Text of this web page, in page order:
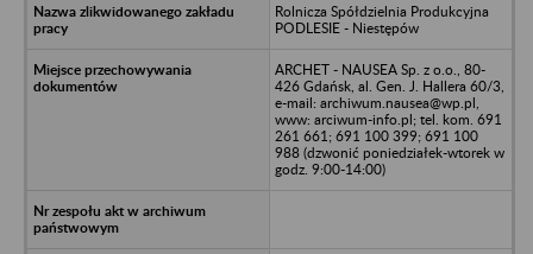
Rolnicza Spółdzielnia Produkcyjna
PODLESIE - Niestępów
ARCHET - NAUSEA Sp. z o.o., 80-
426 Gdańsk, al. Gen. J. Hallera 60/3,
e-mail: archiwum.nausea@wp.pl,
www: arciwum-info.pl; tel. kom. 691
261 661; 691 100 399; 691 100
988 (dzwonić poniedziałek-wtorek w
godz. 9:00-14:00)